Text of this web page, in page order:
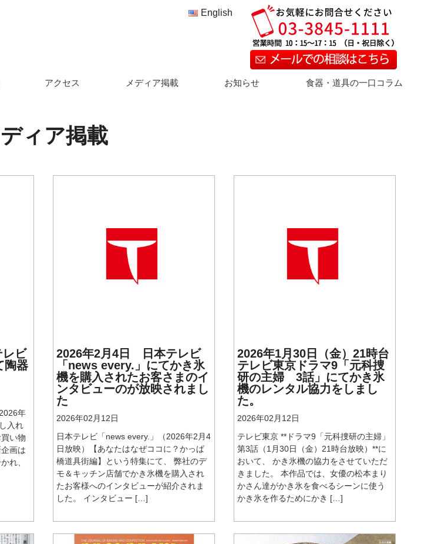
English
アクセス メディア掲載 お知らせ 食器・道具の一口コラム
ィア掲載
ビ
陶器
年
入れ
い物
画は
れ、
2026年2月4日 日本テレビ
「news every.」にてかき氷
機を購入されたお客さまのイ
ンタビューのが放映されまし
た
2026年02月12日
日本テレビ「news every.」（2026年2月4
日放映）【あなたはなぜココに？かっぱ
橋道具街編】という特集にて、 弊社のデ
モ＆キッチン店舗でかき氷機を購入され
たお客様へのインタビューが紹介されま
した。 インタビュー […]
2026年1月30日（金）21時台
テレビ東京ドラマ9「元科捜
研の主婦 3話」にてかき氷
機のレンタル協力をしまし
た。
2026年02月12日
テレビ東京 **ドラマ9「元科捜研の主婦」
第3話（1月30日（金）21時台放映）**に
おいて、 かき氷機の協力をさせていただ
きました。 本作品では、女優の松本まり
かさん達がかき氷を食べるシーンに使う
かき氷を作るためにかき […]